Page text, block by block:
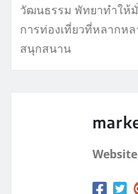
วัฒนธรรม พัทยาทำให้
การท่องเที่ยวที่หลากห
สนุกสนาน